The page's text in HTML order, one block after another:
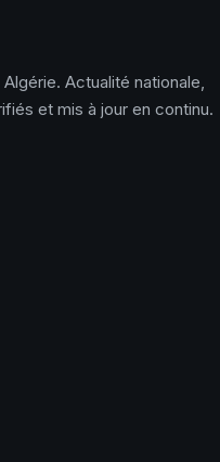
Actualité nationale,
et mis à jour en continu.